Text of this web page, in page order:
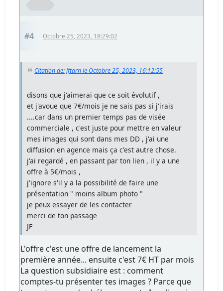
#4 Octobre 25, 2023, 18:29:02
Citation de: jftarn le Octobre 25, 2023, 16:12:55
disons que j'aimerai que ce soit évolutif ,
et j'avoue que 7€/mois je ne sais pas si j'irais
....car dans un premier temps pas de visée
commerciale , c'est juste pour mettre en valeur
mes images qui sont dans mes DD , j'ai une
diffusion en agence mais ça c'est autre chose.
j'ai regardé , en passant par ton lien , il y a une
offre à 5€/mois ,
j'ignore s'il y a la possibilité de faire une
présentation " moins album photo "
je peux essayer de les contacter
merci de ton passage
JF
L'offre c'est une offre de lancement la
première année... ensuite c'est 7€ HT par mois
La question subsidiaire est : comment
comptes-tu présenter tes images ? Parce que